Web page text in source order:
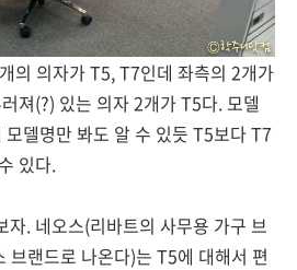
의 의자가 T5, T7인데 좌측의 2개가
져(?) 있는 의자 2개가 T5다. 모델
델명만 봐도 알 수 있듯 T5보다 T7
있다.
자. 네오스(리바트의 사무용 가구 브
브랜드로 나온다)는 T5에 대해서 편